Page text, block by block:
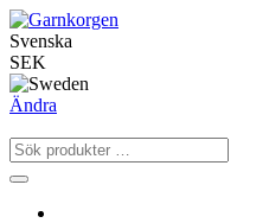
Svenska
SEK
Ändra